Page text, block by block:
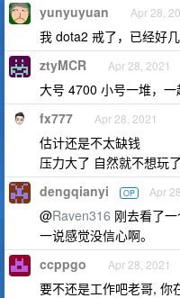
yunyuyuan Apr 28,
我 dota2 戒了，已经好
ztyMCR Apr 28, 2021
大号 4700 小号一堆，
fx777 Apr 28, 2021
估计还是不太缺钱
压力大了 自然就不想玩了
dengqianyi OP Apr
@Raven316 刚去看了
一说感觉没信心啊。
ccppgo Apr 28, 2021
要不还是工作吧老哥, 你